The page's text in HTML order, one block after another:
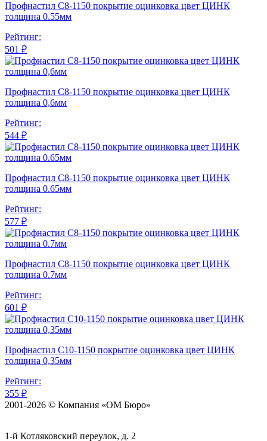
Профнастил С8-1150 покрытие оцинковка цвет ЦИНК
толщина 0.55мм
Рейтинг:
501 ₽
Профнастил С8-1150 покрытие оцинковка цвет ЦИНК
толщина 0,6мм
Рейтинг:
544 ₽
Профнастил С8-1150 покрытие оцинковка цвет ЦИНК
толщина 0.65мм
Рейтинг:
577 ₽
Профнастил С8-1150 покрытие оцинковка цвет ЦИНК
толщина 0.7мм
Рейтинг:
601 ₽
Профнастил С10-1150 покрытие оцинковка цвет ЦИНК
толщина 0,35мм
Рейтинг:
355 ₽
2001-2026 © Компания «ОМ Бюро»
1-й Котляковский переулок, д. 2